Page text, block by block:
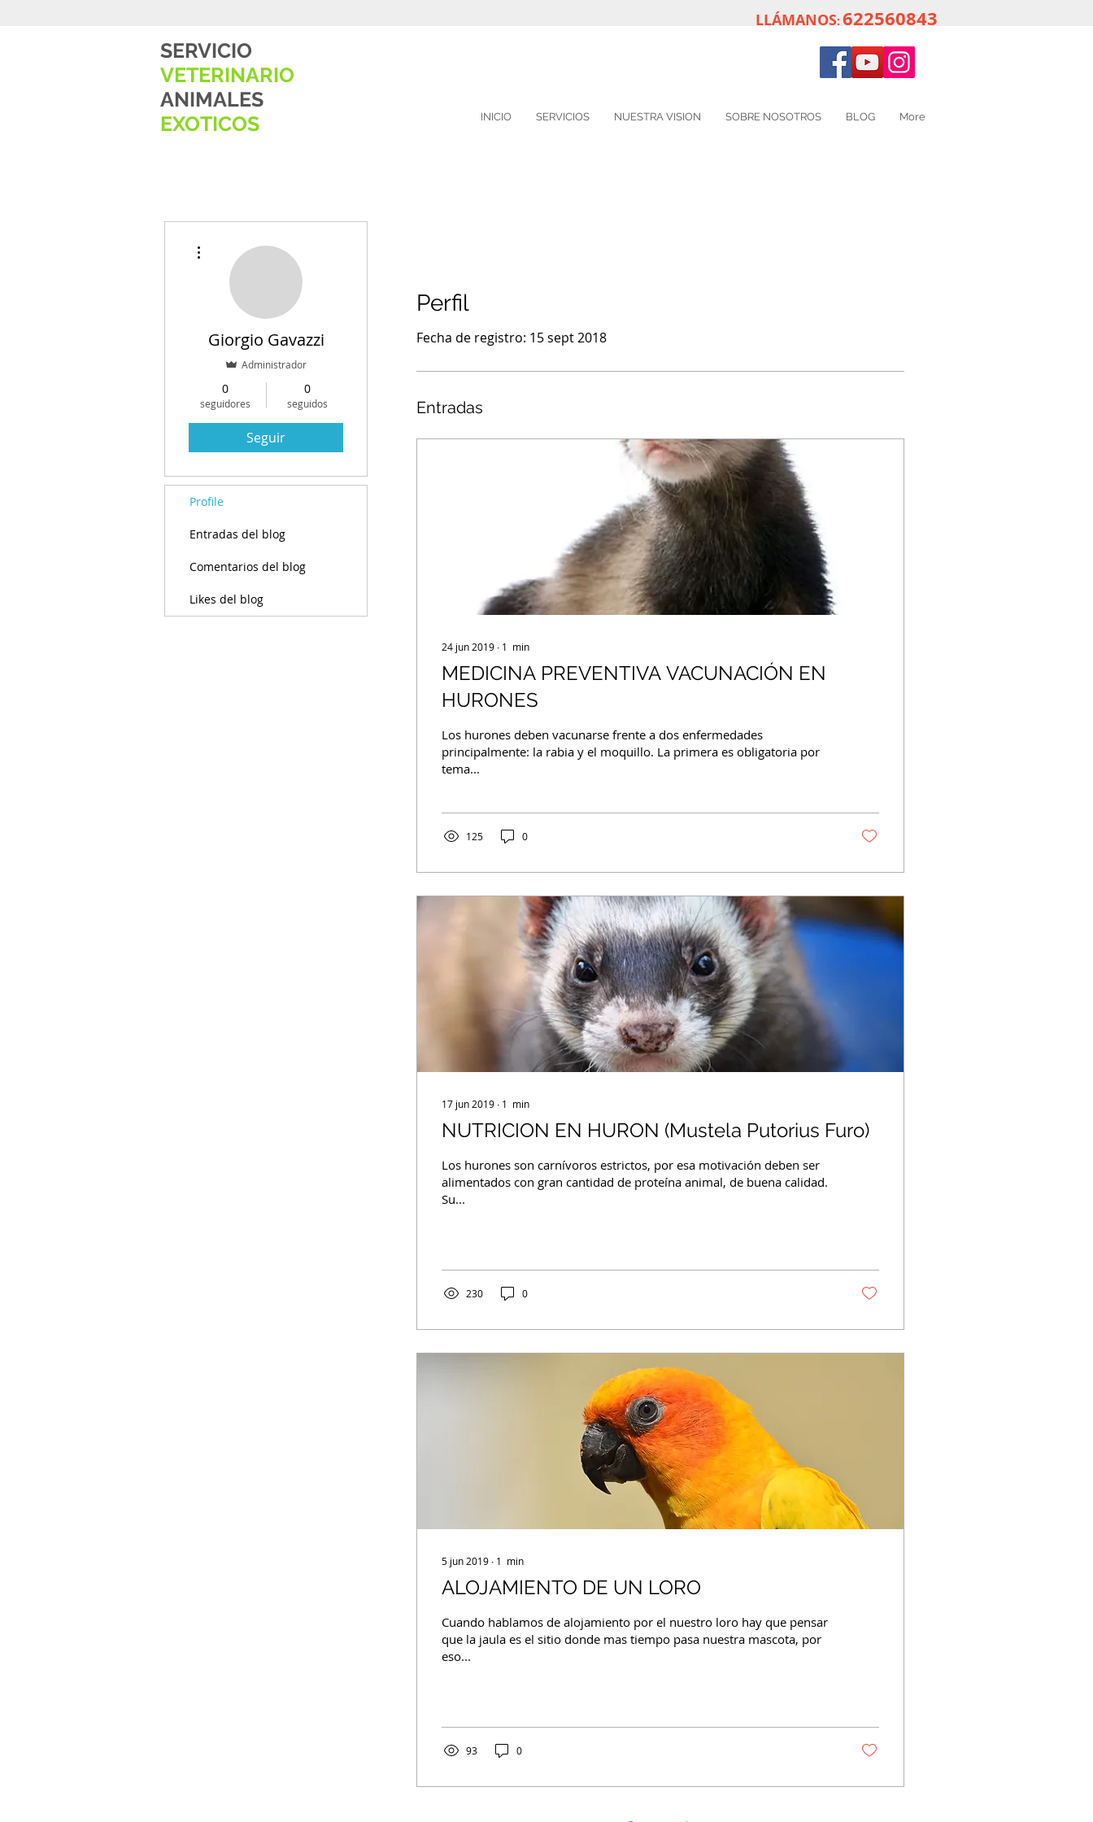
LLÁMANOS: 622560843
SERVICIO
VETERINARIO
ANIMALES
EXOTICOS INICIO SERVICIOS NUESTRA VISION SOBRE NOSOTROS BLOG More
Perfil
Fecha de registro: 15 sept 2018
Entradas
24 jun 2019 ∙ 1 min
MEDICINA PREVENTIVA VACUNACIÓN EN
HURONES
Los hurones deben vacunarse frente a dos enfermedades
principalmente: la rabia y el moquillo. La primera es obligatoria por
tema...
125 0
17 jun 2019 ∙ 1 min
NUTRICION EN HURON (Mustela Putorius Furo)
Los hurones son carnívoros estrictos, por esa motivación deben ser
alimentados con gran cantidad de proteína animal, de buena calidad.
Su...
230 0
5 jun 2019 ∙ 1 min
ALOJAMIENTO DE UN LORO
Cuando hablamos de alojamiento por el nuestro loro hay que pensar
que la jaula es el sitio donde mas tiempo pasa nuestra mascota, por
eso...
93 0
Giorgio Gavazzi
Administrador
0
seguidores
0
seguidos
Seguir
Profile
Entradas del blog
Comentarios del blog
Likes del blog